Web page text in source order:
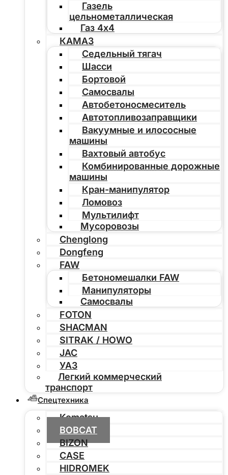
Газель
цельнометаллическая
Газ 4х4
КАМАЗ
Седельный тягач
Шасси
Бортовой
Самосвалы
Автобетоносмеситель
Автотопливозаправщики
Вакуумные и илососные
машины
Вахтовый автобус
Комбинированные дорожные
машины
Кран-манипулятор
Ломовоз
Мультилифт
Мусоровозы
Chenglong
Dongfeng
FAW
Бетономешалки FAW
Манипуляторы
Самосвалы
FOTON
SHACMAN
SITRAK / HOWO
JAC
УАЗ
Легкий коммерческий
транспорт
Спецтехника
Komatsu
BOBCAT
BIZON
CASE
HIDROMEK